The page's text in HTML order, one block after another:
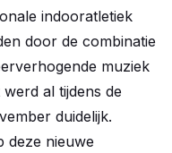
indooratletiek
door de combinatie
muziek
al tijdens de
duidelijk.
deze nieuwe